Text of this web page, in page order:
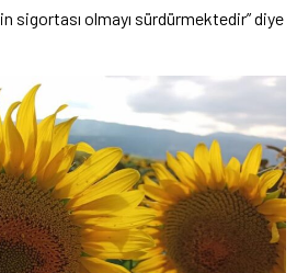
sigortası olmayı sürdürmektedir” diye